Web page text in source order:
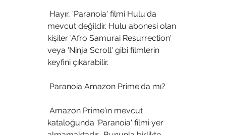
mevcut değildir. Hulu abonesi olan
kişiler 'Afro Samurai Resurrection'
veya 'Ninja Scroll' gibi filmlerin
keyfini çıkarabilir.
Paranoia Amazon Prime'da mı?
kataloğunda 'Paranoia' filmi yer